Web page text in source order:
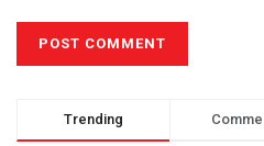
Trending